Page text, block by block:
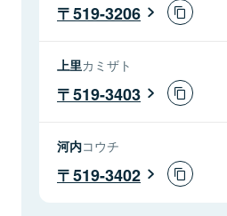
519-3206
上里カミザト
519-3403
河内コウチ
519-3402